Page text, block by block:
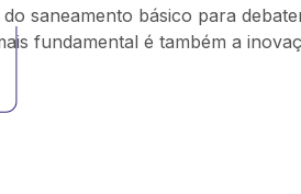
saneamento básico para
fundamental é também a